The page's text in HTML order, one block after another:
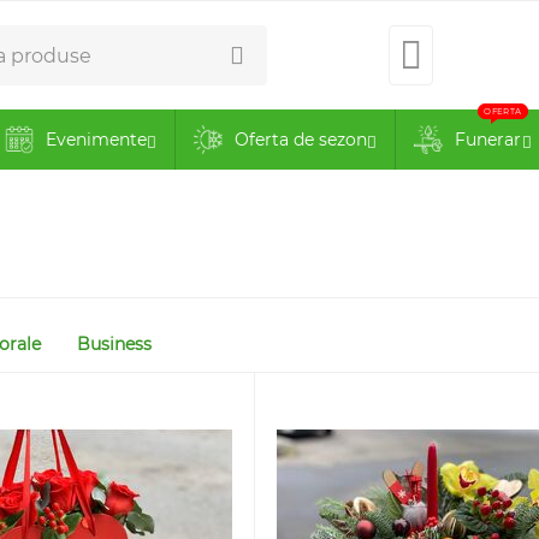
Evenimente Oferta de sezon Funerar
OFERTA
Business